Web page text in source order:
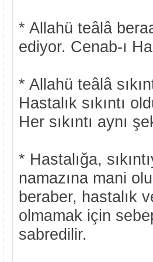
* Allahü teâlâ
ediyor. Cenab-ı
* Allahü teâlâ
Hastalık sıkıntı
Her sıkıntı aynı
* Hastalığa,
namazına mani
beraber, hastalık
olmamak için
sabredilir.